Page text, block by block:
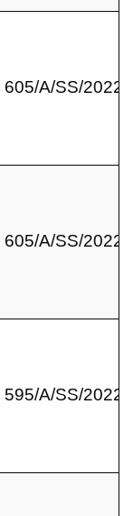
605/A/SS/2022
605/A/SS/2022
595/A/SS/2022